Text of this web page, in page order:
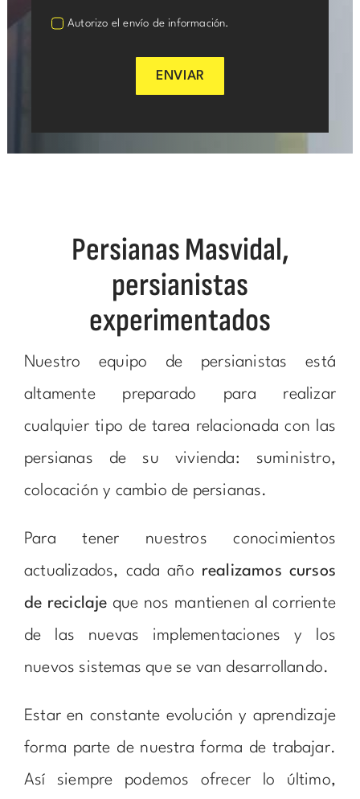
Autorizo el envío de información.
ENVIAR
Persianas Masvidal,
persianistas
experimentados
Nuestro equipo de persianistas está
altamente preparado para realizar
cualquier tipo de tarea relacionada con las
persianas de su vivienda: suministro,
colocación y cambio de persianas.
Para tener nuestros conocimientos
actualizados, cada año realizamos cursos
de reciclaje que nos mantienen al corriente
de las nuevas implementaciones y los
nuevos sistemas que se van desarrollando.
Estar en constante evolución y aprendizaje
forma parte de nuestra forma de trabajar.
Así siempre podemos ofrecer lo último,